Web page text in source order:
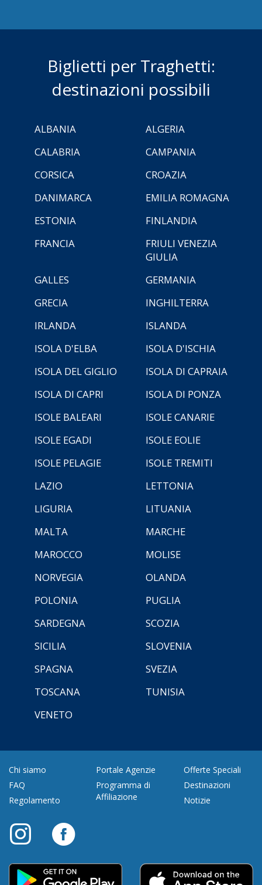
Biglietti per Traghetti:
destinazioni possibili
ALBANIA
ALGERIA
CALABRIA
CAMPANIA
CORSICA
CROAZIA
DANIMARCA
EMILIA ROMAGNA
ESTONIA
FINLANDIA
FRANCIA
FRIULI VENEZIA
GIULIA
GALLES
GERMANIA
GRECIA
INGHILTERRA
IRLANDA
ISLANDA
ISOLA D'ELBA
ISOLA D'ISCHIA
ISOLA DEL GIGLIO
ISOLA DI CAPRAIA
ISOLA DI CAPRI
ISOLA DI PONZA
ISOLE BALEARI
ISOLE CANARIE
ISOLE EGADI
ISOLE EOLIE
ISOLE PELAGIE
ISOLE TREMITI
LAZIO
LETTONIA
LIGURIA
LITUANIA
MALTA
MARCHE
MAROCCO
MOLISE
NORVEGIA
OLANDA
POLONIA
PUGLIA
SARDEGNA
SCOZIA
SICILIA
SLOVENIA
SPAGNA
SVEZIA
TOSCANA
TUNISIA
VENETO
Chi siamo
FAQ
Regolamento
Portale Agenzie
Programma di
Affiliazione
Offerte Speciali
Destinazioni
Notizie